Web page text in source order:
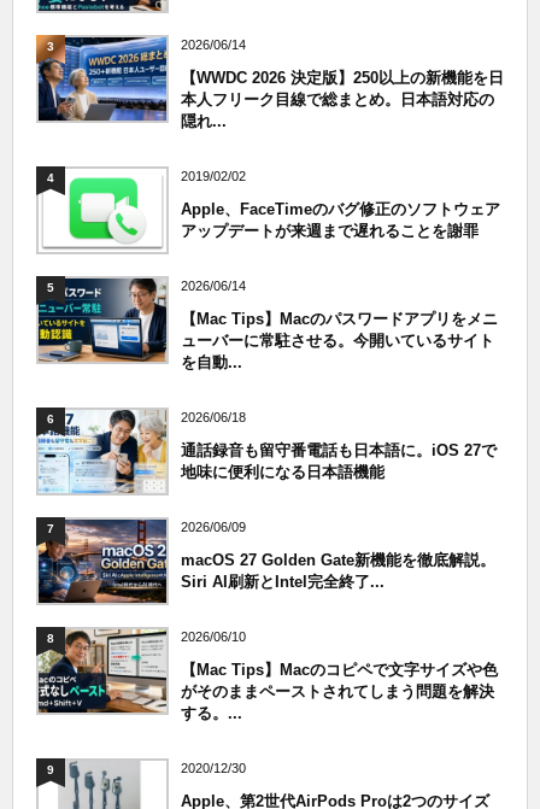
3 2026/06/14
【WWDC 2026 決定版】250以上の新機能を日
本人フリーク目線で総まとめ。日本語対応の
隠れ...
4 2019/02/02
Apple、FaceTimeのバグ修正のソフトウェア
アップデートが来週まで遅れることを謝罪
5 2026/06/14
【Mac Tips】Macのパスワードアプリをメニ
ューバーに常駐させる。今開いているサイト
を自動...
6 2026/06/18
通話録音も留守番電話も日本語に。iOS 27で
地味に便利になる日本語機能
7 2026/06/09
macOS 27 Golden Gate新機能を徹底解説。
Siri AI刷新とIntel完全終了...
8 2026/06/10
【Mac Tips】Macのコピペで文字サイズや色
がそのままペーストされてしまう問題を解決
する。...
9 2020/12/30
Apple、第2世代AirPods Proは2つのサイズ